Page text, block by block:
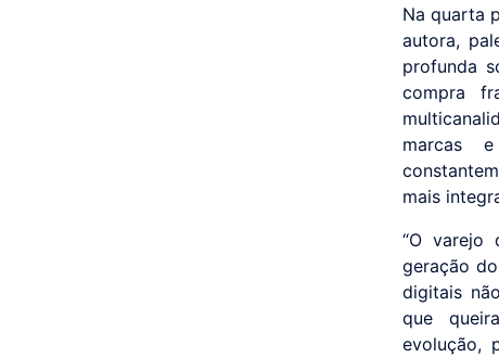
Na quarta
autora,
profunda
compra
marcas
mais
“O varejo
geração
digitais
que
evolução,